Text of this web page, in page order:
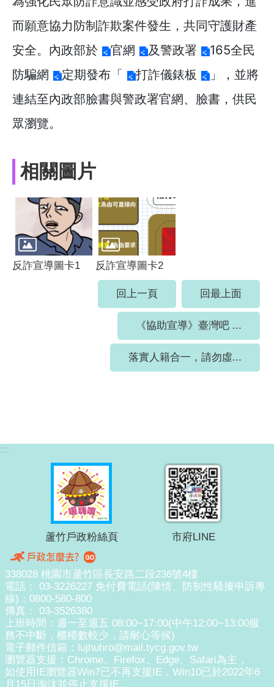
而願意協力防制詐欺案件發生，共同守護財產
安全。內政部於
官網 及警政署
165全民
防騙網
定期發布「 打詐儀錶板
」，並將
連結至內政部臉書與警政署官網、臉書，供民
眾瀏覽。
相關圖片
反詐宣導圖卡1 反詐宣導圖卡2
回上一頁 回最上面
《協助宣導》臺灣吧 ...
落實人籍合一，請勿虛...
:::
蘆竹戶政粉絲頁 市府LINE
338028 桃園市蘆竹區長安路二段236號4樓
電話： 03-3226227 免付費電話(陳情、防制性騷擾申訴專
線)：0800-580-800
傳真： 03-3526380
上班時間：週一至週五 08:00~17:00(中午12:00~13:00服
務不中斷，櫃檯數較少，請耐心等候)
電子郵件信箱：lujhuhro@mail.tycg.gov.tw
瀏覽器支援：Chrome、Firefox、Edge、Safari為主，
如使用IE瀏覽器Win7已不再支援IE，Win10已於2022年6
月15日淘汰並停止支援IE。